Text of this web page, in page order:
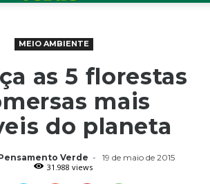
MEIO AMBIENTE
as 5 florestas
mais
do planeta
Verde -
19 de maio de 2015
31.988 views